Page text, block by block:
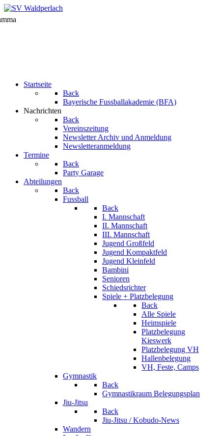
Startseite
Back
Bayerische Fussballakademie (BFA)
Nachrichten
Back
Vereinszeitung
Newsletter Archiv und Anmeldung
Newsletteranmeldung
Termine
Back
Party Garage
Abteilungen
Back
Fussball
Back
I. Mannschaft
II. Mannschaft
III. Mannschaft
Jugend Großfeld
Jugend Kompaktfeld
Jugend Kleinfeld
Bambini
Senioren
Schiedsrichter
Spiele + Platzbelegung
Back
Alle Spiele
Heimspiele
Platzbelegung
Kieswerk
Platzbelegung VH
Hallenbelegung
VH, Feste, Camps
Gymnastik
Back
Gymnastikraum Belegungsplan
Jiu-Jitsu
Back
Jiu-Jitsu / Kobudo-News
Wandern